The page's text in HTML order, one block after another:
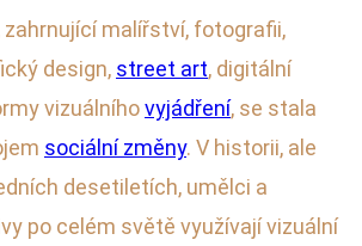
zahrnující malířství, fotografii,
design, street art, digitální
vizuálníhovyjádření, se stala
sociální změny. V historii, ale
desetiletích, umělci a
po celém světě využívají vizuální